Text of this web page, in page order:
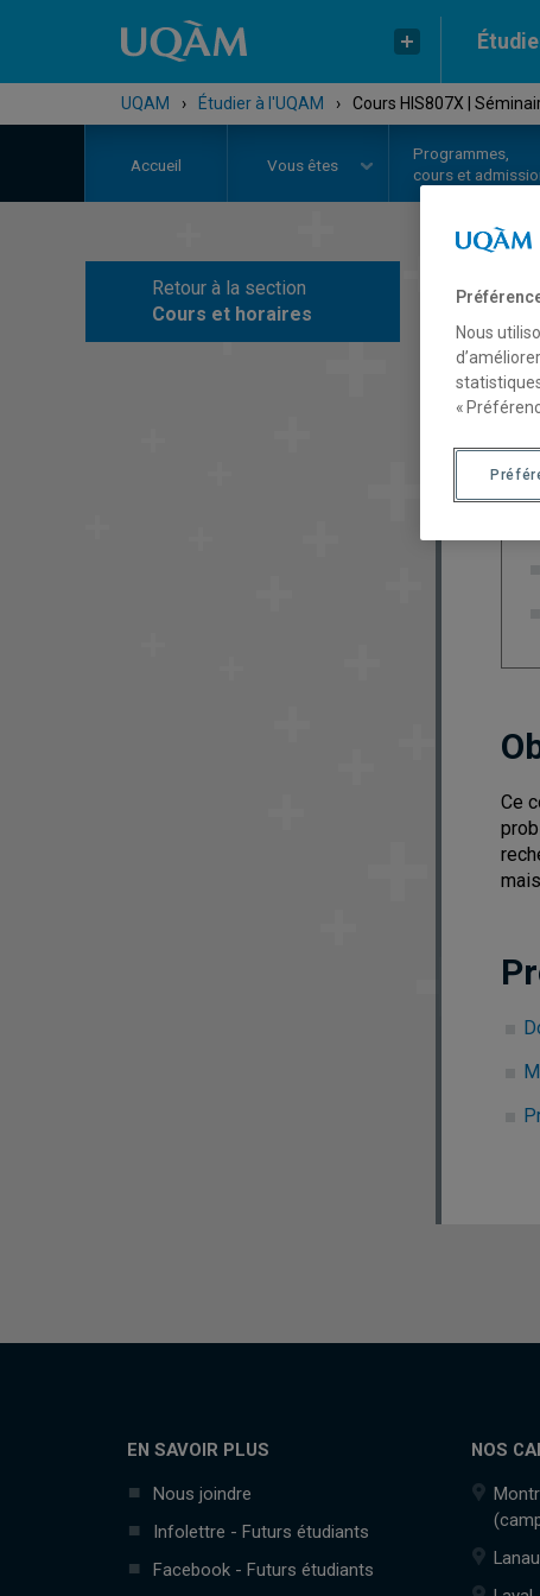
UQAM › Étudier à l'UQAM › Cours HIS807X |
Accueil Vous êtes
Programmes,
cours et
Retour à la section
Cours et horaires
Ce
EN SAVOIR PLUS
Nous joindre
Infolettre - Futurs étudiants
Facebook - Futurs étudiants
NOS
Nous
«